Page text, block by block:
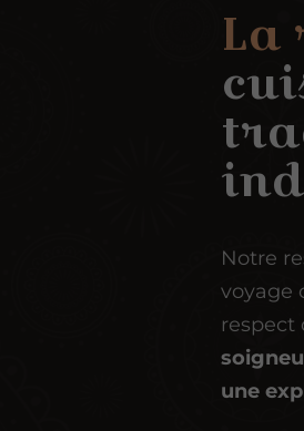
La
Notre
voyage
respect
une